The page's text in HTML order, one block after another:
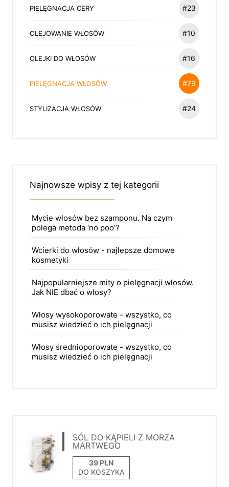
PIELĘGNACJA CERY #23
OLEJOWANIE WŁOSÓW #10
OLEJKI DO WŁOSÓW #16
PIELĘGNACJA WŁOSÓW #79
STYLIZACJA WŁOSÓW #24
Najnowsze wpisy z tej kategorii
Mycie włosów bez szamponu. Na czym
polega metoda ‘no poo’?
Wcierki do włosów - najlepsze domowe
kosmetyki
Najpopularniejsze mity o pielęgnacji włosów.
Jak NIE dbać o włosy?
Włosy wysokoporowate - wszystko, co
musisz wiedzieć o ich pielęgnacji
Włosy średnioporowate - wszystko, co
musisz wiedzieć o ich pielęgnacji
SÓL DO KĄPIELI Z MORZA
MARTWEGO
DO KOSZYKA